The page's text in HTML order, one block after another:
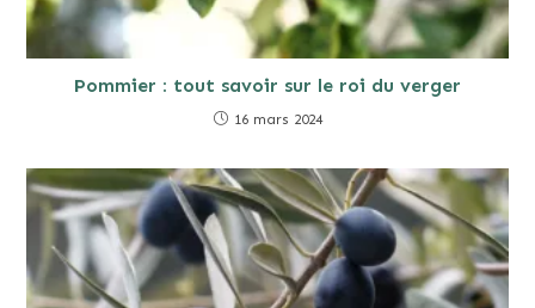
Pommier : tout savoir sur le roi du verger
16 mars 2024